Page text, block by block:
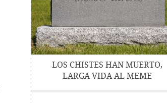
LOS CHISTES HAN MUERTO,
LARGA VIDA AL MEME